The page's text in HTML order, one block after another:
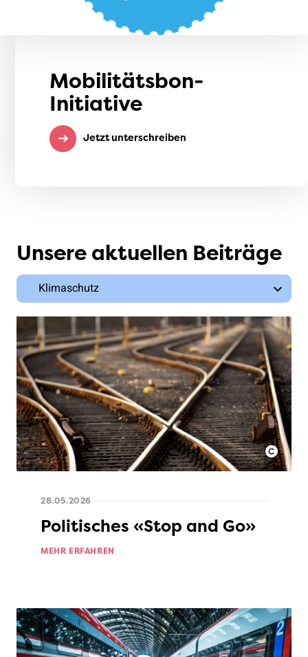
Mobilitätsbon-
Initiative
Jetzt unterschreiben
Unsere aktuellen Beiträge
28.05.2026
Politisches «Stop and Go»
MEHR ERFAHREN